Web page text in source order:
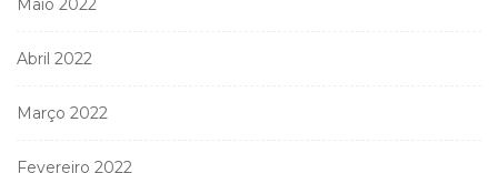
Maio 2022
Abril 2022
Março 2022
Fevereiro 2022